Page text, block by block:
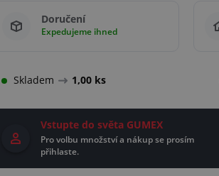
Doručení
Expedujeme ihned
Skladem 1,00 ks
Vstupte do světa GUMEX
Pro volbu množství a nákup se prosím
přihlaste.